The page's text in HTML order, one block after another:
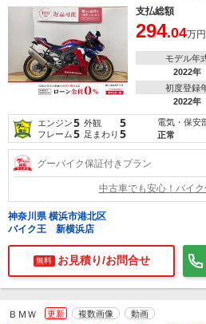
支払総額
294.04万円
モデル年
2022年
初度登録
2022年
エンジン5 外観 5
フレーム5 足まわり 5
電気・保安
正常
グーバイク保証付きプラン
中古車でも安心！バイ
神奈川県 横浜市港北区
バイク王 新横浜店
無料 お見積り/お問合せ
ＢＭＷ 更新 複数画像 動画